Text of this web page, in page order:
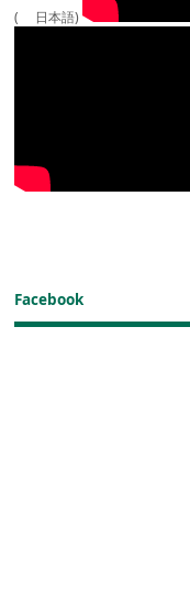
( 日本語)
Facebook